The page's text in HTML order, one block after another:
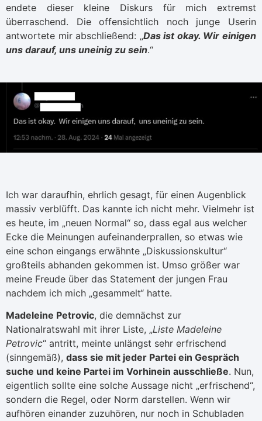
endete dieser kleine Diskurs für mich extremst
überraschend. Die offensichtlich noch junge Userin
antwortete mir abschließend: „Das ist okay. Wir einigen
uns darauf, uns uneinig zu sein.“
Ich war daraufhin, ehrlich gesagt, für einen Augenblick
massiv verblüfft. Das kannte ich nicht mehr. Vielmehr ist
es heute, im „neuen Normal“ so, dass egal aus welcher
Ecke die Meinungen aufeinanderprallen, so etwas wie
eine schon eingangs erwähnte „Diskussionskultur“
großteils abhanden gekommen ist. Umso größer war
meine Freude über das Statement der jungen Frau
nachdem ich mich „gesammelt“ hatte.
Madeleine Petrovic, die demnächst zur
Nationalratswahl mit ihrer Liste, „Liste Madeleine
Petrovic“ antritt, meinte unlängst sehr erfrischend
(sinngemäß), dass sie mit jeder Partei ein Gespräch
suche und keine Partei im Vorhinein ausschließe. Nun,
eigentlich sollte eine solche Aussage nicht „erfrischend“,
sondern die Regel, oder Norm darstellen. Wenn wir
aufhören einander zuzuhören, nur noch in Schubladen